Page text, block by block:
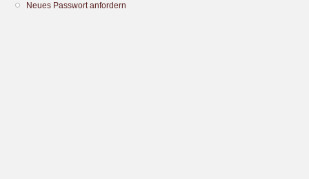
Neues Passwort anfordern